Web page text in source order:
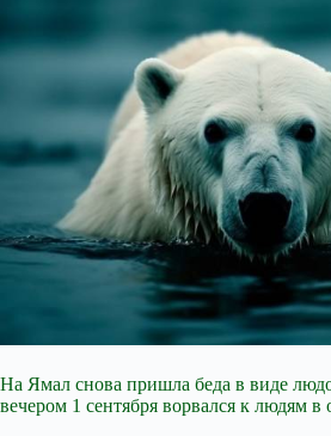
На Ямал снова пришла беда в виде
вечером 1 сентября ворвался к людям в